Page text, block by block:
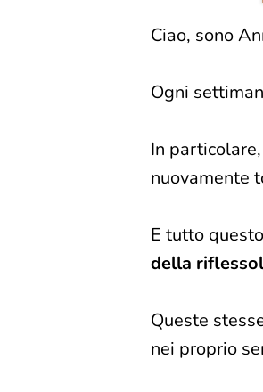
Ciao, sono
Ogni
In
nuovamente
E tutto
della
Queste
nei proprio